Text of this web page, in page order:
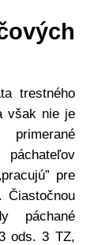
trestného
však nie je
pre
Čiastočnou
páchané
ods. 3 TZ,